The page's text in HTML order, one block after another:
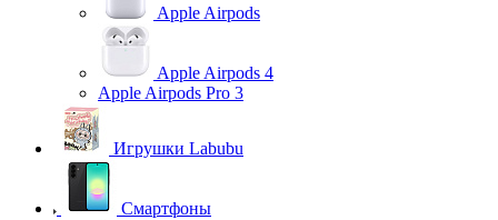
Apple Airpods
Apple Airpods 4
Apple Airpods Pro 3
Игрушки Labubu
Смартфоны